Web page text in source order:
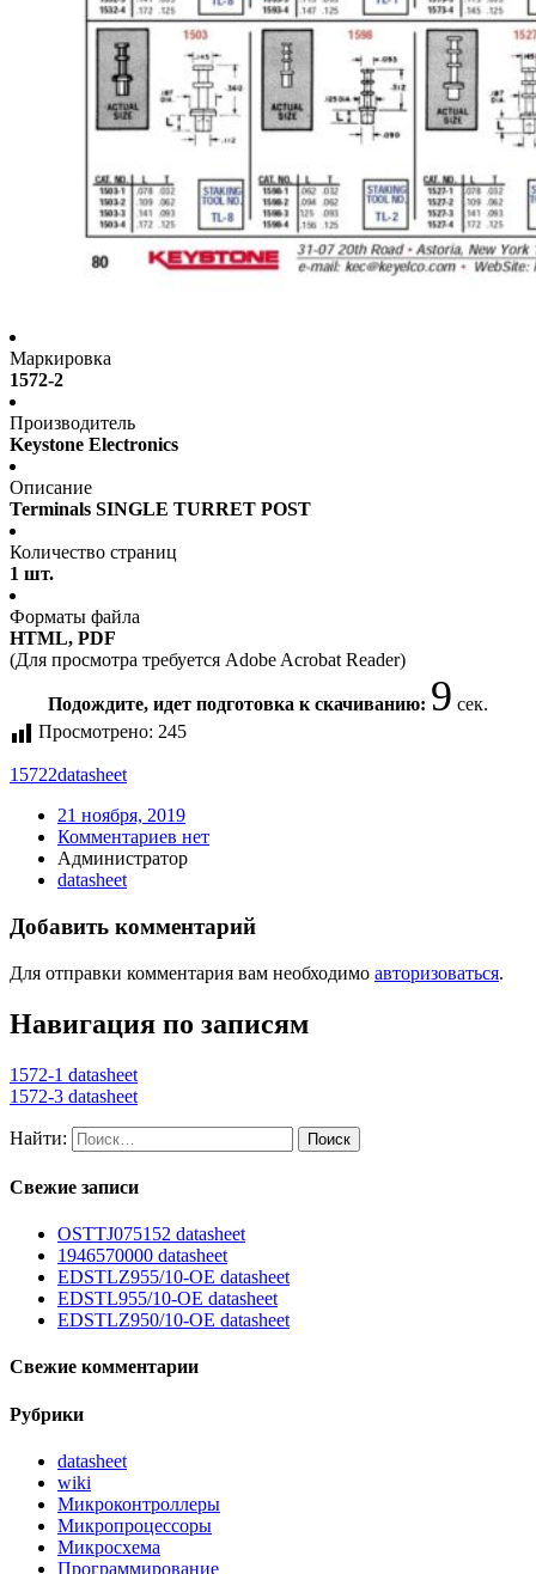
Маркировка
1572-2
Производитель
Keystone Electronics
Описание
Terminals SINGLE TURRET POST
Количество страниц
1 шт.
Форматы файла
HTML, PDF
(Для просмотра требуется Adobe Acrobat Reader)
Подождите, идет подготовка к скачиванию: 9 сек.
Просмотрено: 245
15722datasheet
21 ноября, 2019
Комментариев нет
Администратор
datasheet
Добавить комментарий
Для отправки комментария вам необходимо авторизоваться.
Навигация по записям
1572-1 datasheet
1572-3 datasheet
Найти:
Свежие записи
OSTTJ075152 datasheet
1946570000 datasheet
EDSTLZ955/10-OE datasheet
EDSTL955/10-OE datasheet
EDSTLZ950/10-OE datasheet
Свежие комментарии
Рубрики
datasheet
wiki
Микроконтроллеры
Микропроцессоры
Микросхема
Программирование